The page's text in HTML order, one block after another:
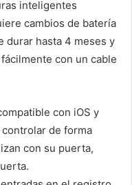
inteligentes
cambios de batería
durar hasta 4 meses y
con un cable
con iOS y
de forma
con su puerta,